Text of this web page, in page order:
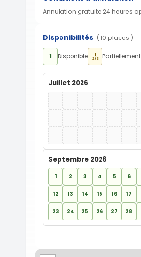
Annulation gratuite 24 heures
Disponibilités ( 10 places )
1 Disponible 1
2/3
Juillet 2026
Septembre 2026
1 2 3 4 5 6
12 13 14 15 16 17
23 24 25 26 27 28